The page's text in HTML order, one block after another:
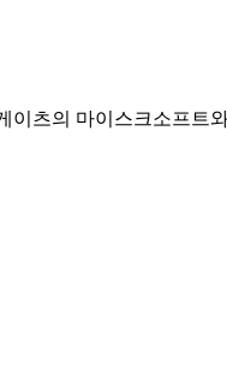
이츠의 마이스크소프트